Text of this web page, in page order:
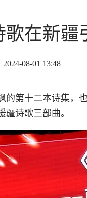
在新疆
08-01 13:48
第十二本诗集，
诗歌三部曲。